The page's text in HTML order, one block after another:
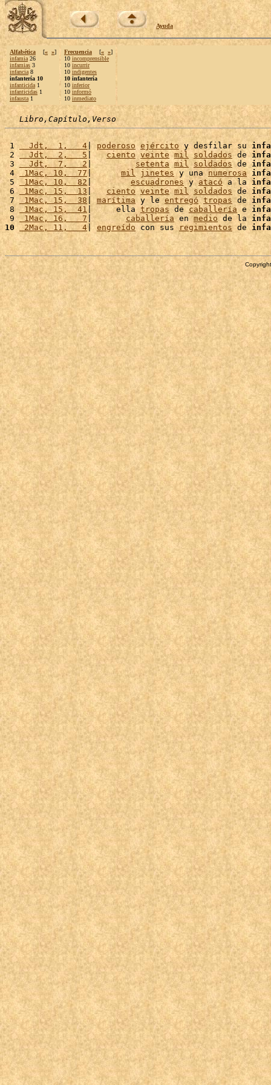
Ayuda
Alfabética [« »]
infamia 26
infamias 3
infancia 8
infantería 10
infanticida 1
infanticidas 1
infausta 1
Frecuencia [« »]
10 incomprensible
10 incurrir
10 indigentes
10 infantería
10 inferior
10 informó
10 inmediato
Libro,Capítulo,Verso
1
  Jdt,  1,   4
| poderoso ejército y desfilar su
2
  Jdt,  2,   5
| ciento veinte mil soldados de
3
  Jdt,  7,   2
| setenta mil soldados de
4
1Mac, 10,  77| mil jinetes y una numerosa
5
1Mac, 10,  82 | escuadrones y atacó a la
6
1Mac, 15,  13 | ciento veinte mil soldados de
7 1Mac, 15,  38 marítima y le entregó tropas de
8
1Mac, 15,  41 |     ella tropas de caballería e
9 1Mac, 16,   7 | caballería en medio de la
10
2Mac, 11,   4| engreído con sus regimientos de